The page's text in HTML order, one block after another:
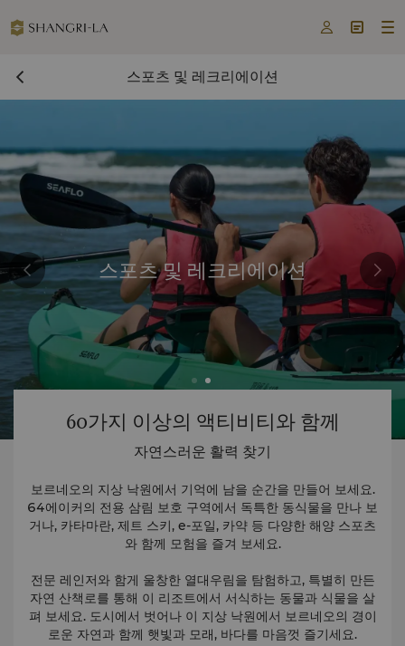
  
스포츠 및 레크리에이션
스포츠 및 레크리에이션
60가지 이상의 액티비티와 함께
자연스러운 활력 찾기
보르네오의 지상 낙원에서 기억에 남을 순간을 만들어 보세요.
64에이커의 전용 삼림 보호 구역에서 독특한 동식물을 만나 보
거나, 카타마란, 제트 스키, e-포일, 카약 등 다양한 해양 스포츠
와 함께 모험을 즐겨 보세요.
전문 레인저와 함게 울창한 열대우림을 탐험하고, 특별히 만든
자연 산책로를 통해 이 리조트에서 서식하는 동물과 식물을 살
펴 보세요. 도시에서 벗어나 이 지상 낙원에서 보르네오의 경이
로운 자연과 함께 햇빛과 모래, 바다를 마음껏 즐기세요.